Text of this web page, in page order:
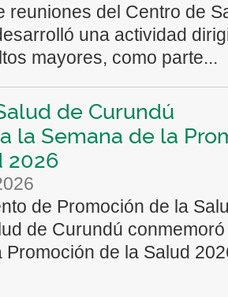
reuniones del Centro de
una actividad
mayores, como parte...
de Curundú
la Semana de la
2026
de Promoción de la
de Curundú
Promoción de la Salud